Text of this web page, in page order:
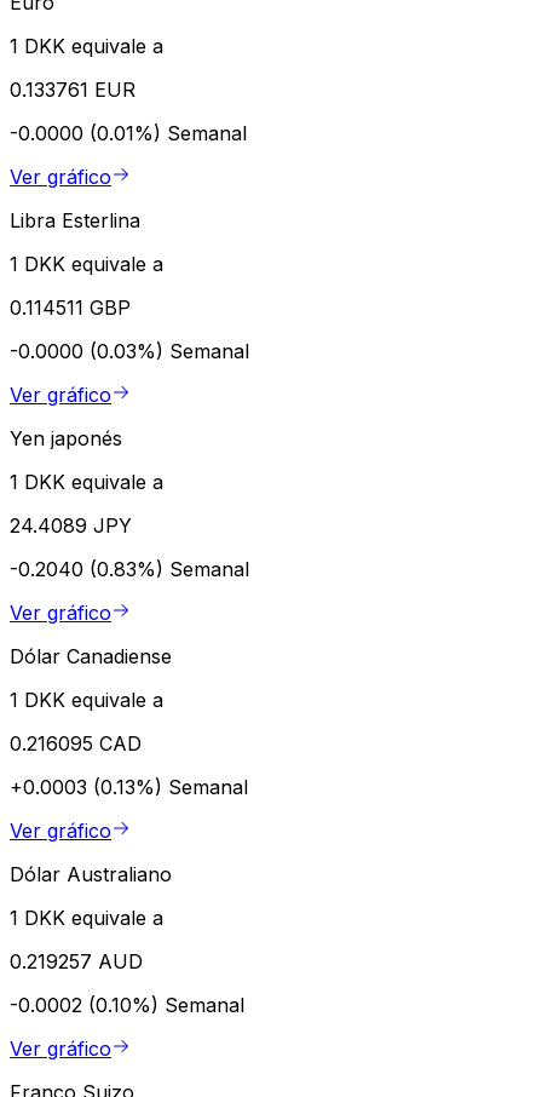
1 DKK equivale a
0.133761 EUR
-0.0000 (0.01%) Semanal
Ver gráfico
Libra Esterlina
1 DKK equivale a
0.114511 GBP
-0.0000 (0.03%) Semanal
Ver gráfico
Yen japonés
1 DKK equivale a
24.4089 JPY
-0.2040 (0.83%) Semanal
Ver gráfico
Dólar Canadiense
1 DKK equivale a
0.216095 CAD
+0.0003 (0.13%) Semanal
Ver gráfico
Dólar Australiano
1 DKK equivale a
0.219257 AUD
-0.0002 (0.10%) Semanal
Ver gráfico
Franco Suizo